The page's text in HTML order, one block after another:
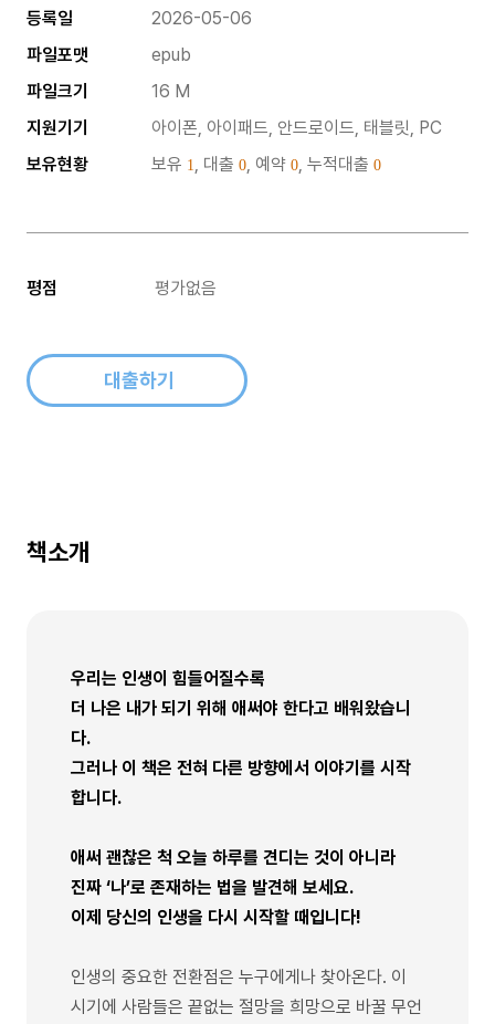
등록일
2026-05-06
파일포맷
epub
파일크기
16 M
지원기기
아이폰, 아이패드, 안드로이드, 태블릿, PC
보유현황
보유 1 , 대출 0 , 예약 0 , 누적대출 0
평점 평가없음
대출하기
책소개
우리는 인생이 힘들어질수록
더 나은 내가 되기 위해 애써야 한다고 배워왔습니
다.
그러나 이 책은 전혀 다른 방향에서 이야기를 시작
합니다.
애써 괜찮은 척 오늘 하루를 견디는 것이 아니라
진짜 ‘나’로 존재하는 법을 발견해 보세요.
이제 당신의 인생을 다시 시작할 때입니다!
인생의 중요한 전환점은 누구에게나 찾아온다. 이
시기에 사람들은 끝없는 절망을 희망으로 바꿀 무언